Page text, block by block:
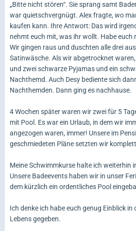
„Bitte nicht stören“. Sie sprang samt
war quietschvergnügt. Alex fragte, wo
kaufen kann. Ihre Antwort: Das wird
nehmt euch mit, was ihr wollt. Habe euch
Wir gingen raus und duschten alle drei
Satinwäsche. Als wir abgetrocknet
und zwei schwarze Pyjamas und ein
Nachthemd. Auch Desy bediente sich
Nachthemden. Dann ging es nachhause.
4 Wochen später waren wir zwei für 5
mit Pool. Es war ein Urlaub, in dem wir
angezogen waren, immer! Unsere im
geschmiedeten Pläne setzten wir
Meine Schwimmkurse halte ich weiterhin
Unsere Badeevents haben wir in unser
dem kürzlich ein ordentliches Pool
Ich denke ich habe euch genug Einblick in
Lebens gegeben.